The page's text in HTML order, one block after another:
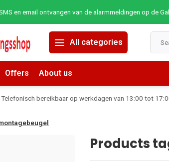
SMS en email ontvangen van de alarmmeldingen op de
All categories
Offers About us
op werkdagen van 13:00 tot 17:00 Een
Products